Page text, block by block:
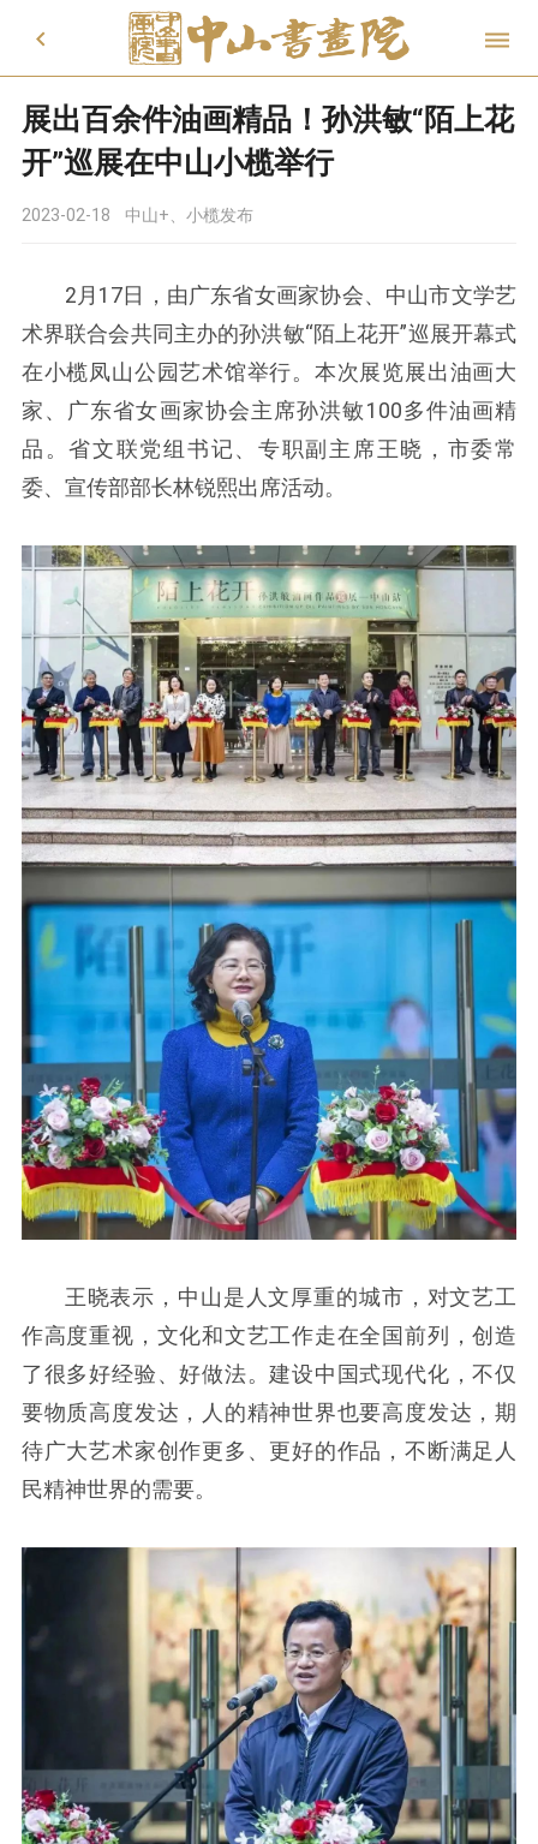
 
展出百余件油画精品！孙洪敏“陌上花
开”巡展在中山小榄举行
2023-02-18 中山+、小榄发布
2月17日，由广东省女画家协会、中山市文学艺
术界联合会共同主办的孙洪敏“陌上花开”巡展开幕式
在小榄凤山公园艺术馆举行。本次展览展出油画大
家、广东省女画家协会主席孙洪敏100多件油画精
品。省文联党组书记、专职副主席王晓，市委常
委、宣传部部长林锐熙出席活动。
王晓表示，中山是人文厚重的城市，对文艺工
作高度重视，文化和文艺工作走在全国前列，创造
了很多好经验、好做法。建设中国式现代化，不仅
要物质高度发达，人的精神世界也要高度发达，期
待广大艺术家创作更多、更好的作品，不断满足人
民精神世界的需要。